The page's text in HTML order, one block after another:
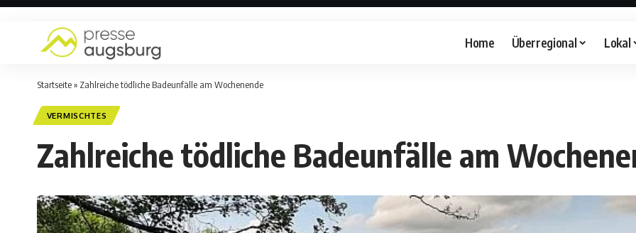
Home Überregional Lokal
Startseite» Zahlreiche tödliche Badeunfälle am Wochenende
VERMISCHTES
Zahlreiche tödliche Badeunfälle am